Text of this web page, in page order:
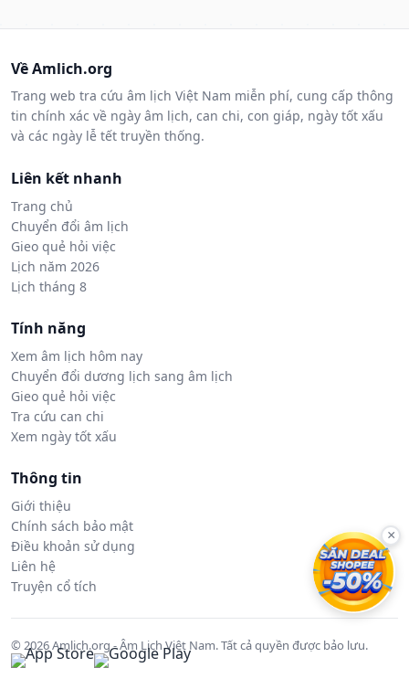
Về Amlich.org
Trang web tra cứu âm lịch Việt Nam miễn phí, cung cấp thông
tin chính xác về ngày âm lịch, can chi, con giáp, ngày tốt xấu
và các ngày lễ tết truyền thống.
Liên kết nhanh
Trang chủ
Chuyển đổi âm lịch
Gieo quẻ hỏi việc
Lịch năm 2026
Lịch tháng 8
Tính năng
Xem âm lịch hôm nay
Chuyển đổi dương lịch sang âm lịch
Gieo quẻ hỏi việc
Tra cứu can chi
Xem ngày tốt xấu
Thông tin
Giới thiệu
Chính sách bảo mật
Điều khoản sử dụng
Liên hệ
Truyện cổ tích
© 2026 Amlich.org - Âm Lịch Việt Nam. Tất cả quyền được bảo lưu.
×